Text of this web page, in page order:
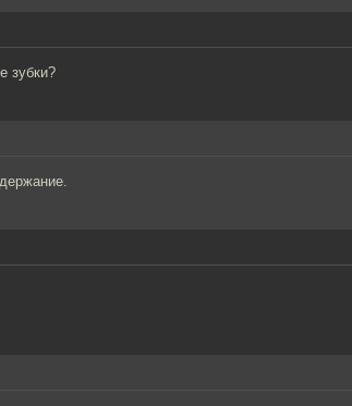
зубки?